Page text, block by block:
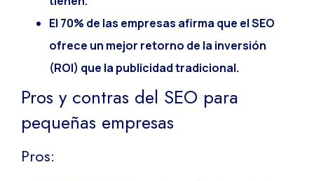
El 70% de las empresas afirma que el SEO
ofrece un mejor retorno de la inversión
(ROI) que la publicidad tradicional.
Pros y contras del SEO para
pequeñas empresas
Pros: